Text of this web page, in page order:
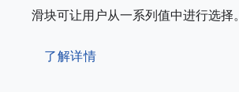
滑块可让用户从一系列值中进行选择。
了解详情